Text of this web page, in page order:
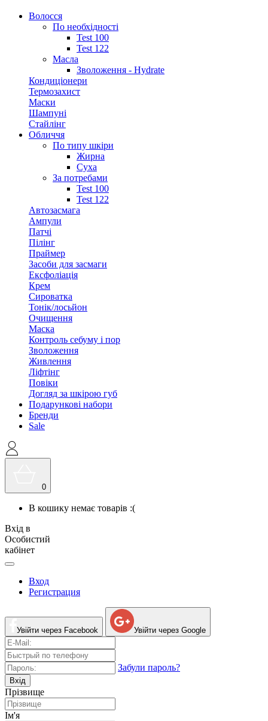
Волосся
По необхідності
Test 100
Test 122
Масла
Зволоження - Hydrate
Кондиціонери
Термозахист
Маски
Шампуні
Стайлінг
Обличчя
По типу шкіри
Жирна
Суха
За потребами
Test 100
Test 122
Автозасмага
Ампули
Патчі
Пілінг
Праймер
Засоби для засмаги
Ексфоліація
Крем
Сироватка
Тонік/лосьйон
Очищення
Маска
Контроль себуму і пор
Зволоження
Живлення
Ліфтінг
Повіки
Догляд за шкірою губ
Подарункові набори
Бренди
Sale
0
В кошику немає товарів :(
Вхід в
Особистий
кабінет
Вход
Регистрация
Увійти через Facebook Увійти через Google
Забули пароль?
Вхід
Прізвище
Ім'я